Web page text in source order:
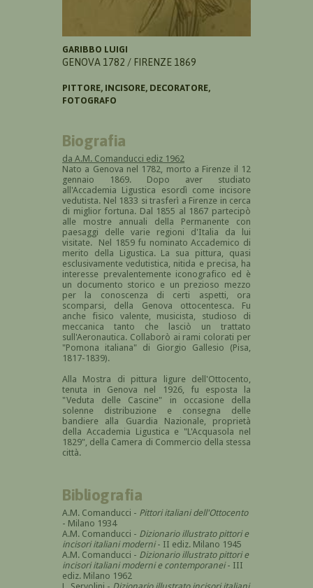
GARIBBO LUIGI
GENOVA 1782 / FIRENZE 1869
PITTORE, INCISORE, DECORATORE,
FOTOGRAFO
Biografia
da A.M. Comanducci ediz 1962
Nato a Genova nel 1782, morto a Firenze il 12
gennaio 1869. Dopo aver studiato
all'Accademia Ligustica esordì come incisore
vedutista. Nel 1833 si trasferì a Firenze in cerca
di miglior fortuna. Dal 1855 al 1867 partecipò
alle mostre annuali della Permanente con
paesaggi delle varie regioni d'Italia da lui
visitate. Nel 1859 fu nominato Accademico di
merito della Ligustica. La sua pittura, quasi
esclusivamente vedutistica, nitida e precisa, ha
interesse prevalentemente iconografico ed è
un documento storico e un prezioso mezzo
per la conoscenza di certi aspetti, ora
scomparsi, della Genova ottocentesca. Fu
anche fisico valente, musicista, studioso di
meccanica tanto che lasciò un trattato
sull'Aeronautica. Collaborò ai rami colorati per
"Pomona italiana" di Giorgio Gallesio (Pisa,
1817-1839).
Alla Mostra di pittura ligure dell'Ottocento,
tenuta in Genova nel 1926, fu esposta la
"Veduta delle Cascine" in occasione della
solenne distribuzione e consegna delle
bandiere alla Guardia Nazionale, proprietà
della Accademia Ligustica e "L'Acquasola nel
1829", della Camera di Commercio della stessa
città.
Bibliografia
A.M. Comanducci - Pittori italiani dell'Ottocento
- Milano 1934
A.M. Comanducci - Dizionario illustrato pittori e
incisori italiani moderni- II ediz. Milano 1945
A.M. Comanducci - Dizionario illustrato pittori e
incisori italiani moderni e contemporanei- III
ediz. Milano 1962